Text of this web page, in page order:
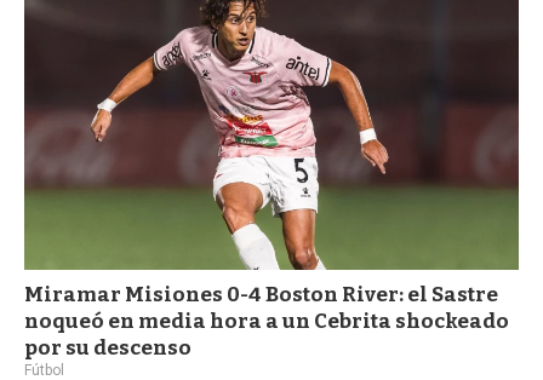
Miramar Misiones 0-4 Boston River: el Sastre
noqueó en media hora a un Cebrita shockeado
por su descenso
Fútbol